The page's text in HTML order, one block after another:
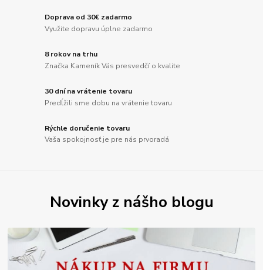
Doprava od 30€ zadarmo
Využite dopravu úplne zadarmo
8 rokov na trhu
Značka Kameník Vás presvedčí o kvalite
30 dní na vrátenie tovaru
Predĺžili sme dobu na vrátenie tovaru
Rýchle doručenie tovaru
Vaša spokojnosť je pre nás prvoradá
Novinky z nášho blogu